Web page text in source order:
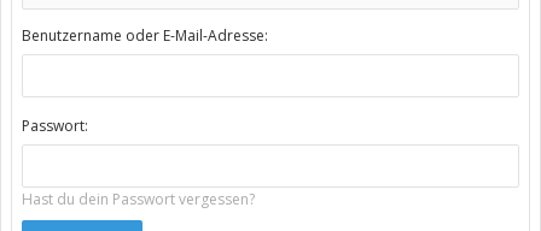
Benutzername oder E-Mail-Adresse:
Passwort:
Hast du dein Passwort vergessen?